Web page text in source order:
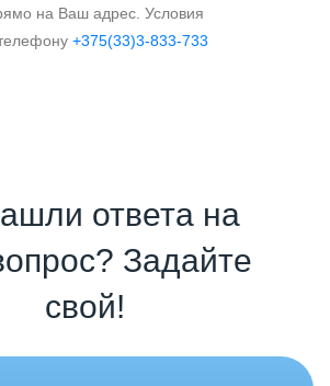
на Ваш адрес. Условия
+375(33)3-833-733
ответа на
Задайте
свой!